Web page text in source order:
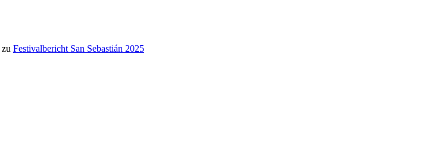
zu Festivalbericht San Sebastián 2025